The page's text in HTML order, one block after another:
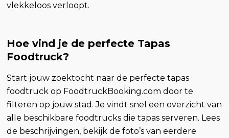
vlekkeloos verloopt.
Hoe vind je de perfecte Tapas
Foodtruck?
Start jouw zoektocht naar de perfecte tapas
foodtruck op FoodtruckBooking.com door te
filteren op jouw stad. Je vindt snel een overzicht van
alle beschikbare foodtrucks die tapas serveren. Lees
de beschrijvingen, bekijk de foto’s van eerdere